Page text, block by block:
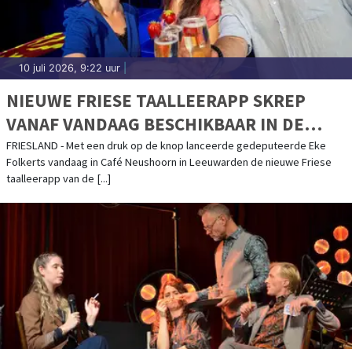
10 juli 2026, 9:22 uur
NIEUWE FRIESE TAALLEERAPP SKREP
VANAF VANDAAG BESCHIKBAAR IN DE
APPSTORES
FRIESLAND - Met een druk op de knop lanceerde gedeputeerde Eke
Folkerts vandaag in Café Neushoorn in Leeuwarden de nieuwe Friese
taalleerapp van de [...]